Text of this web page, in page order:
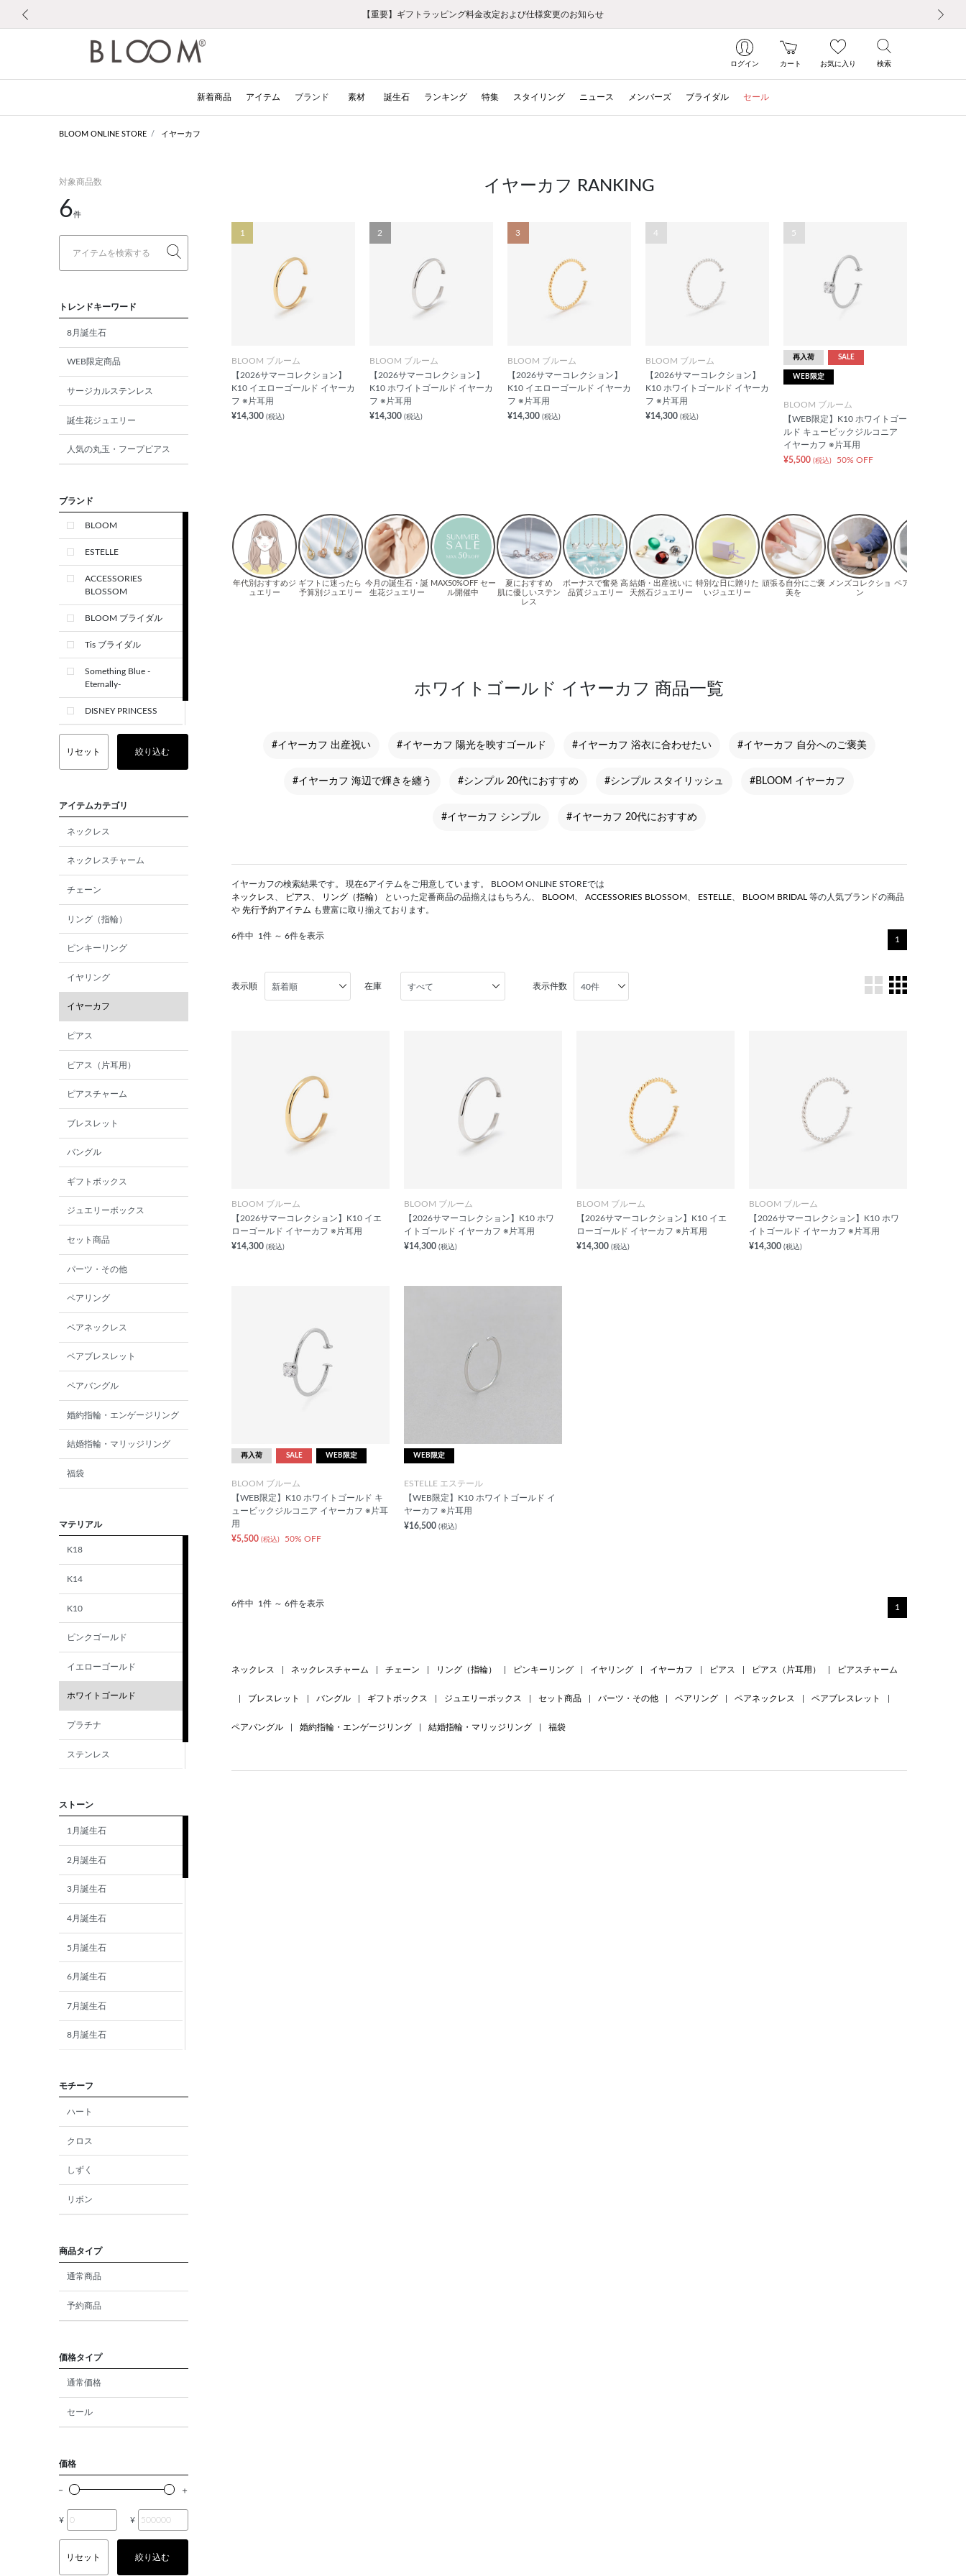
お修理・アフターサービスのご案内
【重要】令和８年熊本地震に伴う集配への影響について
【重要】ギフトラッピング料金改定および仕様変更のお知らせ
【重要】夏季休業の営業についてのご案内
税込5,500円以上で送料無料｜最短24時間以内に発送
新規会員登録で1000ポイントプレゼント！
LINE友だち登録で500円クーポンプレゼント
会員限定！レビュー投稿で100ポイントプレゼント
お修理・アフターサービスのご案内
【重要】令和８年熊本地震に伴う集配への影響について
ログイン カート お気に入り 検索
新着商品 アイテム ブランド 素材 誕生石 ランキング 特集 スタイリング ニュース メンバーズ ブライダル セール
BLOOM ONLINE STORE イヤーカフ
対象商品数
6件
トレンドキーワード
8月誕生石
WEB限定商品
サージカルステンレス
誕生花ジュエリー
人気の丸玉・フープピアス
ブランド
BLOOM
ESTELLE
ACCESSORIES
BLOSSOM
BLOOM ブライダル
Tis ブライダル
Something Blue -
Eternally-
DISNEY PRINCESS
CREST+
リセット
絞り込む
アイテムカテゴリ
ネックレス
ネックレスチャーム
チェーン
リング（指輪）
ピンキーリング
イヤリング
イヤーカフ
ピアス
ピアス（片耳用）
ピアスチャーム
ブレスレット
バングル
ギフトボックス
ジュエリーボックス
セット商品
パーツ・その他
ペアリング
ペアネックレス
ペアブレスレット
ペアバングル
婚約指輪・エンゲージリング
結婚指輪・マリッジリング
福袋
マテリアル
K18
K14
K10
ピンクゴールド
イエローゴールド
ホワイトゴールド
プラチナ
ステンレス
ストーン
1月誕生石
2月誕生石
3月誕生石
4月誕生石
5月誕生石
6月誕生石
7月誕生石
8月誕生石
エメラルド
パール
ムーンストーン
トルマリン
オパール
モチーフ
ハート
クロス
しずく
リボン
商品タイプ
通常商品
予約商品
価格タイプ
通常価格
セール
価格
¥ ¥
リセット 絞り込む
イヤーカフ RANKING
1
BLOOM ブルーム
【2026サマーコレクション】
K10 イエローゴールド イヤーカ
フ ※片耳用
¥14,300 (税込)
2
BLOOM ブルーム
【2026サマーコレクション】
K10 ホワイトゴールド イヤーカ
フ ※片耳用
¥14,300 (税込)
3
BLOOM ブルーム
【2026サマーコレクション】
K10 イエローゴールド イヤーカ
フ ※片耳用
¥14,300 (税込)
4
BLOOM ブルーム
【2026サマーコレクション】
K10 ホワイトゴールド イヤーカ
フ ※片耳用
¥14,300 (税込)
5
再入荷 SALE
WEB限定
BLOOM ブルーム
【WEB限定】K10 ホワイトゴー
ルド キュービックジルコニア
イヤーカフ ※片耳用
¥5,500 (税込) 50% OFF
ホワイトゴールド イヤーカフ 商品一覧
#イヤーカフ 出産祝い #イヤーカフ 陽光を映すゴールド #イヤーカフ 浴衣に合わせたい #イヤーカフ 自分へのご褒美
#イヤーカフ 海辺で輝きを纏う #シンプル 20代におすすめ #シンプル スタイリッシュ #BLOOM イヤーカフ
#イヤーカフ シンプル #イヤーカフ 20代におすすめ
イヤーカフの検索結果です。 現在6アイテムをご用意しています。 BLOOM ONLINE STOREでは
ネックレス
ピアス リング（指輪） といった定番商品の品揃えはもちろん、 BLOOM ACCESSORIES BLOSSOM ESTELLE BLOOM BRIDAL
等の人気ブランドの商品
や 先行予約アイテム も豊富に取り揃えております。
6件中 1件 ～ 6件を表示 1
表示順 在庫 表示件数
BLOOM ブルーム
【2026サマーコレクション】K10 イエ
ローゴールド イヤーカフ ※片耳用
¥14,300 (税込)
BLOOM ブルーム
【2026サマーコレクション】K10 ホワ
イトゴールド イヤーカフ ※片耳用
¥14,300 (税込)
BLOOM ブルーム
【2026サマーコレクション】K10 イエ
ローゴールド イヤーカフ ※片耳用
¥14,300 (税込)
BLOOM ブルーム
【2026サマーコレクション】K10 ホワ
イトゴールド イヤーカフ ※片耳用
¥14,300 (税込)
再入荷 SALE WEB限定
BLOOM ブルーム
【WEB限定】K10 ホワイトゴールド キ
ュービックジルコニア イヤーカフ ※片耳
用
¥5,500 (税込) 50% OFF
WEB限定
ESTELLE エステール
【WEB限定】K10 ホワイトゴールド イ
ヤーカフ ※片耳用
¥16,500 (税込)
6件中 1件 ～ 6件を表示 1
ネックレス ネックレスチャーム チェーン リング（指輪） ピンキーリング イヤリング イヤーカフ ピアス ピアス（片耳用） ピアスチャーム
ブレスレット バングル ギフトボックス ジュエリーボックス セット商品 パーツ・その他 ペアリング ペアネックレス ペアブレスレット
ペアバングル 婚約指輪・エンゲージリング 結婚指輪・マリッジリング 福袋